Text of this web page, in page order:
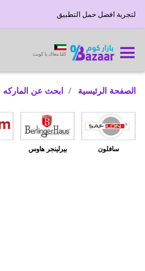
لتجربة افضل حمل التطبيق
كلنا معاك يا كويت
الصفحة الرئيسية ابحث عن الماركه
سافلون بيرلينجر هاوس